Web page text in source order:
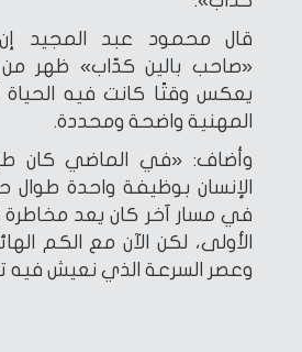
قال محمود عبد المجيد
«صاحب بالين كدّاب» ظهر من
يعكس وقتًا كانت فيه الحياة
المهنية واضحة ومحددة.
وأضاف: «في الماضي كان
الإنسان بوظيفة واحدة طوال
في مسار آخر كان يعد
الأولى، لكن الآن مع الكم
وعصر السرعة الذي نعيش فيه